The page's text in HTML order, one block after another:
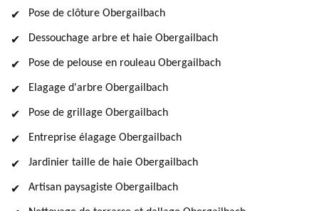
Pose de clôture Obergailbach
Dessouchage arbre et haie Obergailbach
Pose de pelouse en rouleau Obergailbach
Elagage d'arbre Obergailbach
Pose de grillage Obergailbach
Entreprise élagage Obergailbach
Jardinier taille de haie Obergailbach
Artisan paysagiste Obergailbach